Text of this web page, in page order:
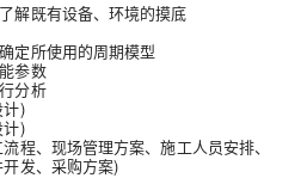
解既有设备、环境的摸底
定所使用的周期模型
参数
分析
计)
计)
程、现场管理方案、施工人员安排、
发、采购方案)